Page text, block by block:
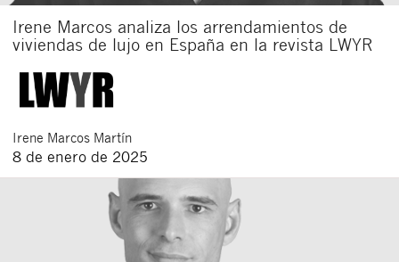
Irene Marcos analiza los arrendamientos de
viviendas de lujo en España en la revista LWYR
Irene Marcos Martín
8 de enero de 2025